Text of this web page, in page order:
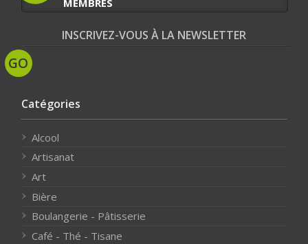
MEMBRES
INSCRIVEZ-VOUS À LA NEWSLETTER
Catégories
Alcool
Artisanat
Art
Bière
Boulangerie - Pâtisserie
Café - Thé - Tisane